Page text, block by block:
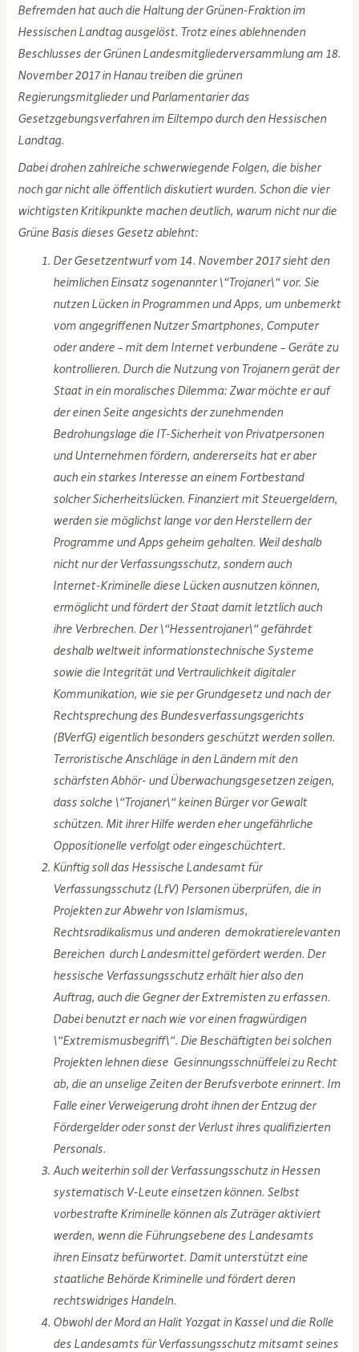
Befremden hat auch die Haltung der Grünen-Fraktion im
Hessischen Landtag ausgelöst. Trotz eines ablehnenden
Beschlusses der Grünen Landesmitgliederversammlung am 18.
November 2017 in Hanau treiben die grünen
Regierungsmitglieder und Parlamentarier das
Gesetzgebungsverfahren im Eiltempo durch den Hessischen
Landtag.
Dabei drohen zahlreiche schwerwiegende Folgen, die bisher
noch gar nicht alle öffentlich diskutiert wurden. Schon die vier
wichtigsten Kritikpunkte machen deutlich, warum nicht nur die
Grüne Basis dieses Gesetz ablehnt:
Der Gesetzentwurf vom 14. November 2017 sieht den
heimlichen Einsatz sogenannter \“Trojaner\“ vor. Sie
nutzen Lücken in Programmen und Apps, um unbemerkt
vom angegriffenen Nutzer Smartphones, Computer
oder andere – mit dem Internet verbundene – Geräte zu
kontrollieren. Durch die Nutzung von Trojanern gerät der
Staat in ein moralisches Dilemma: Zwar möchte er auf
der einen Seite angesichts der zunehmenden
Bedrohungslage die IT-Sicherheit von Privatpersonen
und Unternehmen fördern, andererseits hat er aber
auch ein starkes Interesse an einem Fortbestand
solcher Sicherheitslücken. Finanziert mit Steuergeldern,
werden sie möglichst lange vor den Herstellern der
Programme und Apps geheim gehalten. Weil deshalb
nicht nur der Verfassungsschutz, sondern auch
Internet-Kriminelle diese Lücken ausnutzen können,
ermöglicht und fördert der Staat damit letztlich auch
ihre Verbrechen. Der \“Hessentrojaner\“ gefährdet
deshalb weltweit informationstechnische Systeme
sowie die Integrität und Vertraulichkeit digitaler
Kommunikation, wie sie per Grundgesetz und nach der
Rechtsprechung des Bundesverfassungsgerichts
(BVerfG) eigentlich besonders geschützt werden sollen.
Terroristische Anschläge in den Ländern mit den
schärfsten Abhör- und Überwachungsgesetzen zeigen,
dass solche \“Trojaner\“ keinen Bürger vor Gewalt
schützen. Mit ihrer Hilfe werden eher ungefährliche
Oppositionelle verfolgt oder eingeschüchtert.
Künftig soll das Hessische Landesamt für
Verfassungsschutz (LfV) Personen überprüfen, die in
Projekten zur Abwehr von Islamismus,
Rechtsradikalismus und anderen demokratierelevanten
Bereichen durch Landesmittel gefördert werden. Der
hessische Verfassungsschutz erhält hier also den
Auftrag, auch die Gegner der Extremisten zu erfassen.
Dabei benutzt er nach wie vor einen fragwürdigen
\“Extremismusbegriff\“. Die Beschäftigten bei solchen
Projekten lehnen diese Gesinnungsschnüffelei zu Recht
ab, die an unselige Zeiten der Berufsverbote erinnert. Im
Falle einer Verweigerung droht ihnen der Entzug der
Fördergelder oder sonst der Verlust ihres qualifizierten
Personals.
Auch weiterhin soll der Verfassungsschutz in Hessen
systematisch V-Leute einsetzen können. Selbst
vorbestrafte Kriminelle können als Zuträger aktiviert
werden, wenn die Führungsebene des Landesamts
ihren Einsatz befürwortet. Damit unterstützt eine
staatliche Behörde Kriminelle und fördert deren
rechtswidriges Handeln.
Obwohl der Mord an Halit Yozgat in Kassel und die Rolle
des Landesamts für Verfassungsschutz mitsamt seines